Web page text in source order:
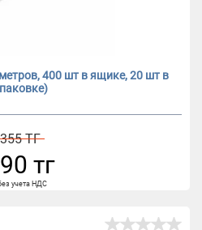
400 шт в ящике, 20 шт в
355 ТГ
тг
учета НДС